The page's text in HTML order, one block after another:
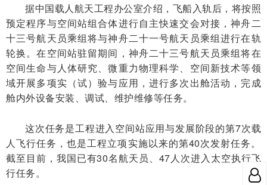
据中国载人航天工程办公室介绍，飞船入轨后，将按照
预定程序与空间站组合体进行自主快速交会对接，神舟二
十三号航天员乘组将与神舟二十一号航天员乘组进行在轨
轮换。在空间站驻留期间，神舟二十三号航天员乘组将在
空间生命与人体研究、微重力物理科学、空间新技术等领
域开展多项实（试）验与应用，进行多次出舱活动，完成
舱内外设备安装、调试、维护维修等任务。
这次任务是工程进入空间站应用与发展阶段的第7次载
人飞行任务，也是工程立项实施以来的第40次发射任务。
截至目前，我国已有30名航天员、47人次进入太空执行飞
行任务。